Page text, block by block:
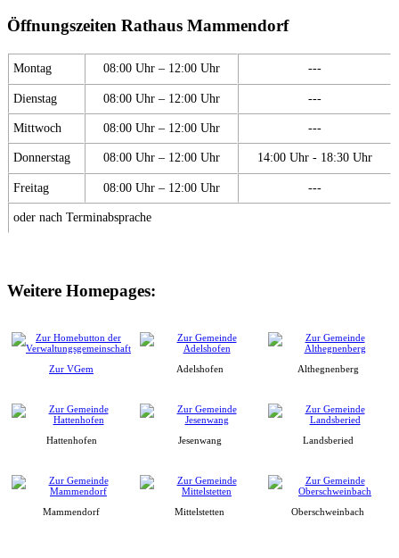
Öffnungszeiten Rathaus Mammendorf
Montag 08:00 Uhr – 12:00 Uhr ---
Dienstag 08:00 Uhr – 12:00 Uhr ---
Mittwoch 08:00 Uhr – 12:00 Uhr ---
Donnerstag 08:00 Uhr – 12:00 Uhr 14:00 Uhr - 18:30 Uhr
Freitag 08:00 Uhr – 12:00 Uhr ---
oder nach Terminabsprache
Weitere Homepages:
Zur VGem Adelshofen Althegnenberg
Hattenhofen Jesenwang Landsberied
Mammendorf Mittelstetten Oberschweinbach